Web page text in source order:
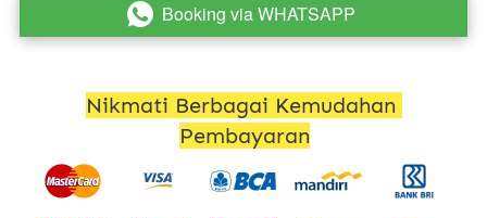
` Booking via WHATSAPP
Nikmati Berbagai Kemudahan
Pembayaran